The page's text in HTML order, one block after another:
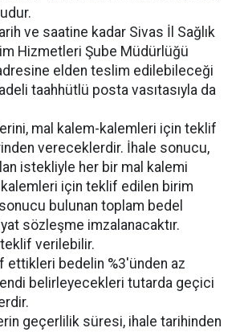
ve saatine kadar Sivas İl Sağlık
Hizmetleri Şube Müdürlüğü
elden teslim edilebileceği
taahhütlü posta vasıtasıyla da
mal kalem-kalemleri için teklif
vereceklerdir. İhale sonucu,
istekliyle her bir mal kalemi
kalemleri için teklif edilen birim
sonucu bulunan toplam bedel
sözleşme imzalanacaktır.
teklif verilebilir.
ettikleri bedelin %3'ünden az
belirleyecekleri tutarda geçici
geçerlilik süresi, ihale tarihinden